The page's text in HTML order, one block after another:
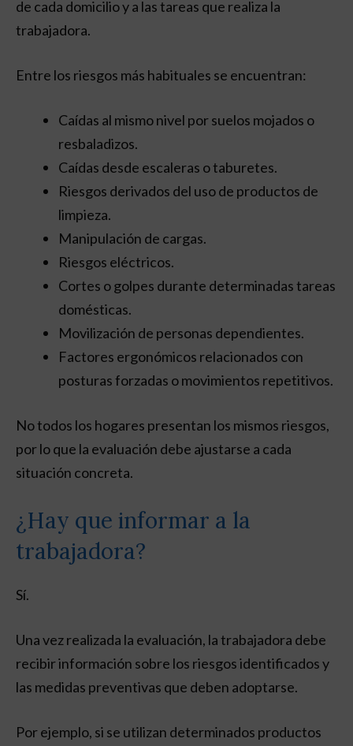
de cada domicilio y a las tareas que realiza la
trabajadora.
Entre los riesgos más habituales se encuentran:
Caídas al mismo nivel por suelos mojados o
resbaladizos.
Caídas desde escaleras o taburetes.
Riesgos derivados del uso de productos de
limpieza.
Manipulación de cargas.
Riesgos eléctricos.
Cortes o golpes durante determinadas tareas
domésticas.
Movilización de personas dependientes.
Factores ergonómicos relacionados con
posturas forzadas o movimientos repetitivos.
No todos los hogares presentan los mismos riesgos,
por lo que la evaluación debe ajustarse a cada
situación concreta.
¿Hay que informar a la
trabajadora?
Sí.
Una vez realizada la evaluación, la trabajadora debe
recibir información sobre los riesgos identificados y
las medidas preventivas que deben adoptarse.
Por ejemplo, si se utilizan determinados productos